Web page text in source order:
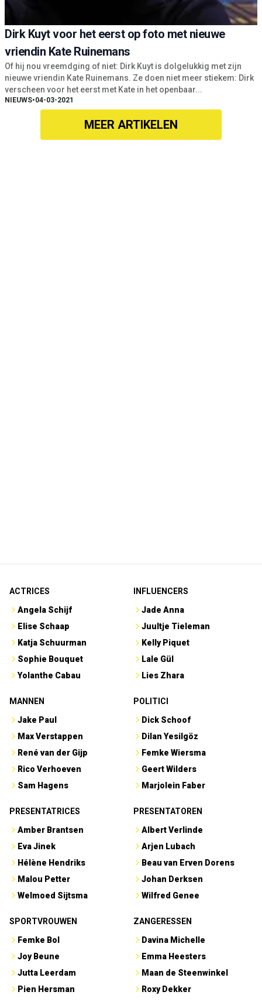
Dirk Kuyt voor het eerst op foto met nieuwe
vriendin Kate Ruinemans
Of hij nou vreemdging of niet: Dirk Kuyt is dolgelukkig met zijn
nieuwe vriendin Kate Ruinemans. Ze doen niet meer stiekem: Dirk
verscheen voor het eerst met Kate in het openbaar...
NIEUWS•04-03-2021
MEER ARTIKELEN
ACTRICES
Angela Schijf
Elise Schaap
Katja Schuurman
Sophie Bouquet
Yolanthe Cabau
INFLUENCERS
Jade Anna
Juultje Tieleman
Kelly Piquet
Lale Gül
Lies Zhara
MANNEN
Jake Paul
Max Verstappen
René van der Gijp
Rico Verhoeven
Sam Hagens
POLITICI
Dick Schoof
Dilan Yesilgöz
Femke Wiersma
Geert Wilders
Marjolein Faber
PRESENTATRICES
Amber Brantsen
Eva Jinek
Hélène Hendriks
Malou Petter
Welmoed Sijtsma
PRESENTATOREN
Albert Verlinde
Arjen Lubach
Beau van Erven Dorens
Johan Derksen
Wilfred Genee
SPORTVROUWEN
Femke Bol
Joy Beune
Jutta Leerdam
Pien Hersman
ZANGERESSEN
Davina Michelle
Emma Heesters
Maan de Steenwinkel
Roxy Dekker